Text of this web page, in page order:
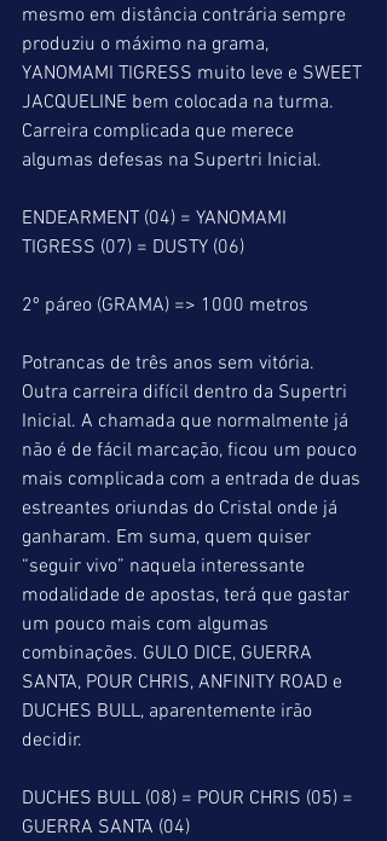
mesmo em distância contrária sempre
produziu o máximo na grama,
YANOMAMI TIGRESS muito leve e SWEET
JACQUELINE bem colocada na turma.
Carreira complicada que merece
algumas defesas na Supertri Inicial.
ENDEARMENT (04) = YANOMAMI
TIGRESS (07) = DUSTY (06)
2º páreo (GRAMA) => 1000 metros
Potrancas de três anos sem vitória.
Outra carreira difícil dentro da Supertri
Inicial. A chamada que normalmente já
não é de fácil marcação, ficou um pouco
mais complicada com a entrada de duas
estreantes oriundas do Cristal onde já
ganharam. Em suma, quem quiser
“seguir vivo” naquela interessante
modalidade de apostas, terá que gastar
um pouco mais com algumas
combinações. GULO DICE, GUERRA
SANTA, POUR CHRIS, ANFINITY ROAD e
DUCHES BULL, aparentemente irão
decidir.
DUCHES BULL (08) = POUR CHRIS (05) =
GUERRA SANTA (04)